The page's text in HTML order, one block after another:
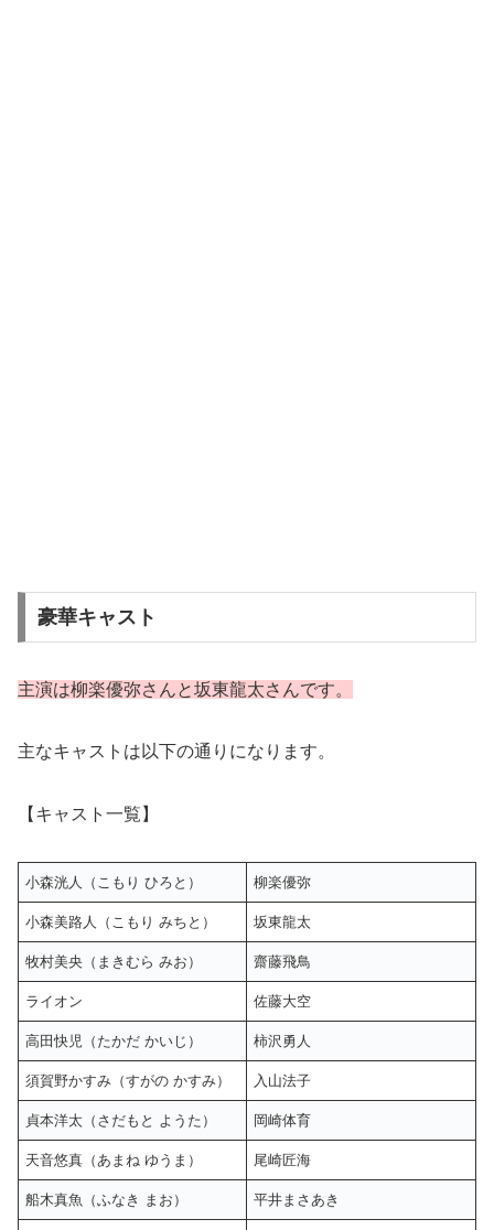
豪華キャスト
主演は柳楽優弥さんと坂東龍太さんです。
主なキャストは以下の通りになります。
【キャスト一覧】
小森洸人（こもり ひろと） 柳楽優弥
小森美路人（こもり みちと） 坂東龍太
牧村美央（まきむら みお） 齋藤飛鳥
ライオン 佐藤大空
高田快児（たかだ かいじ） 柿沢勇人
須賀野かすみ（すがの かすみ） 入山法子
貞本洋太（さだもと ようた） 岡崎体育
天音悠真（あまね ゆうま） 尾崎匠海
船木真魚（ふなき まお） 平井まさあき